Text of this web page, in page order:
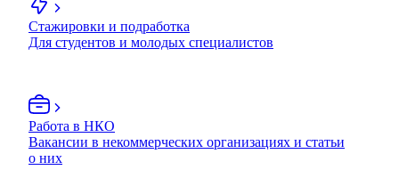
Стажировки и подработка
Для студентов и молодых специалистов
Работа в НКО
Вакансии в некоммерческих организациях и статьи
о них